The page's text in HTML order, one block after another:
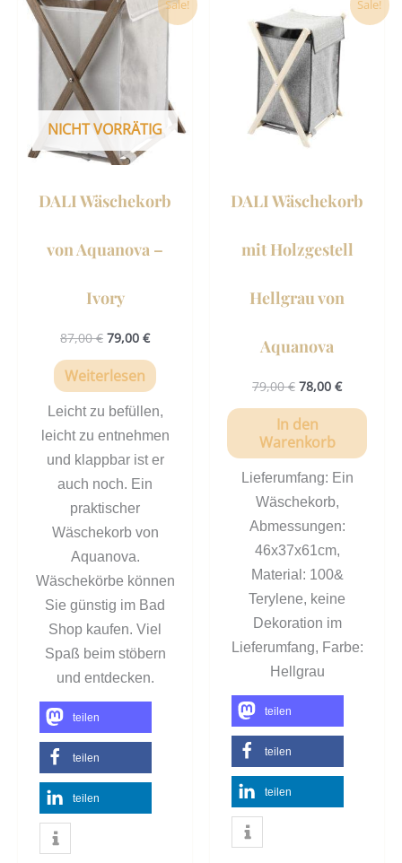
Sale!
NICHT VORRÄTIG
DALI Wäschekorb
von Aquanova –
Ivory
87,00€
Preis
war:
87,00 €
79,00 €
Preis
Weiterlesen
Leicht zu befüllen,
leicht zu entnehmen
und klappbar ist er
auch noch. Ein
praktischer
Wäschekorb von
Aquanova.
Wäschekörbe können
Sie günstig im Bad
Shop kaufen. Viel
Spaß beim stöbern
und entdecken.
teilen
teilen
teilen
Sale!
DALI Wäschekorb
mit Holzgestell
Hellgrau von
Aquanova
79,00€
Preis
war:
79,00 €
78,00 €
Preis
ist:
78,00 €.
In den
Warenkorb
Lieferumfang: Ein
Wäschekorb,
Abmessungen:
46x37x61cm,
Material: 100&
Terylene, keine
Dekoration im
Lieferumfang, Farbe:
Hellgrau
teilen
teilen
teilen